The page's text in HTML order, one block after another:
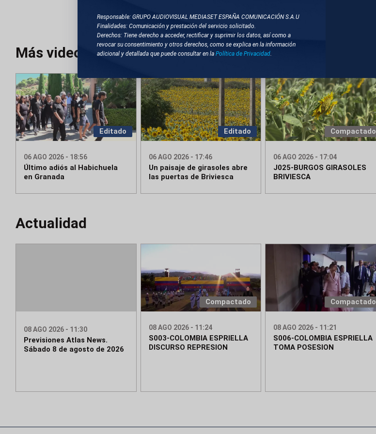
Responsable: GRUPO AUDIOVISUAL MEDIASET ESPAÑA COMUNICACIÓN S.A.U
Finalidades: Comunicación y prestación del servicio solicitado.
Derechos: Tiene derecho a acceder, rectificar y suprimir los datos, así como a
revocar su consentimiento y otros derechos, como se explica en la información
adicional y detallada que puede consultar en la Política de Privacidad.
Más videos
Editado
06 AGO 2026 - 18:56
Último adiós al Habichuela
en Granada
Editado
06 AGO 2026 - 17:46
Un paisaje de girasoles abre
las puertas de Briviesca
Compactado
06 AGO 2026 - 17:04
J025-BURGOS GIRASOLES
BRIVIESCA
Actualidad
08 AGO 2026 - 11:30
Previsiones Atlas News.
Sábado 8 de agosto de 2026
Compactado
08 AGO 2026 - 11:24
S003-COLOMBIA ESPRIELLA
DISCURSO REPRESION
Compactado
08 AGO 2026 - 11:21
S006-COLOMBIA ESPRIELLA
TOMA POSESION